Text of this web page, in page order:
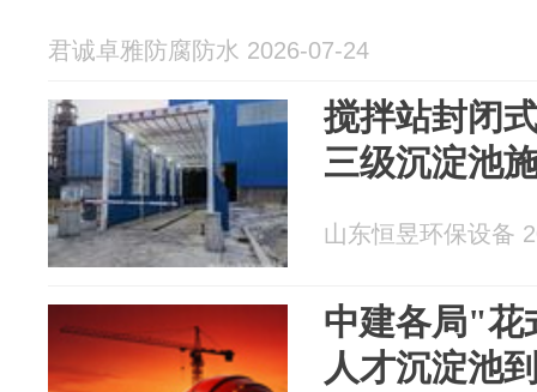
君诚卓雅防腐防水 2026-07-24
搅拌站封闭
三级沉淀池
山东恒昱环保设备
中建各局"花
人才沉淀池